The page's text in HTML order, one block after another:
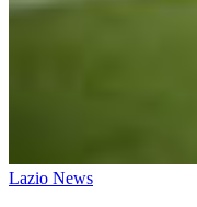
Lazio News